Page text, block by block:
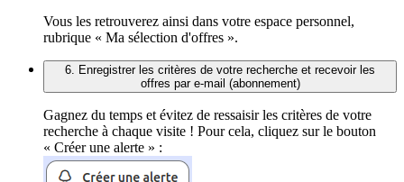
Vous les retrouverez ainsi dans votre espace personnel,
rubrique « Ma sélection d'offres ».
6. Enregistrer les critères de votre recherche et recevoir les
offres par e-mail (abonnement)
Gagnez du temps et évitez de ressaisir les critères de votre
recherche à chaque visite ! Pour cela, cliquez sur le bouton
« Créer une alerte » :